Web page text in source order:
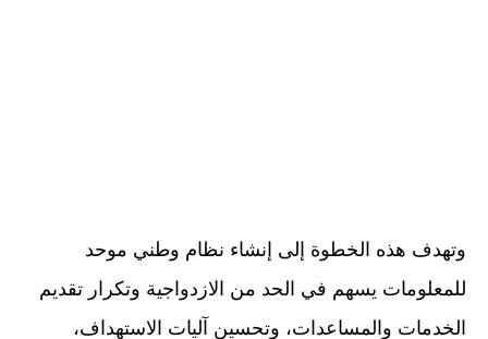
وتهدف هذه الخطوة إلى إنشاء نظام وطني موحد
للمعلومات يسهم في الحد من الازدواجية وتكرار تقديم
الخدمات والمساعدات، وتحسين آليات الاستهداف،